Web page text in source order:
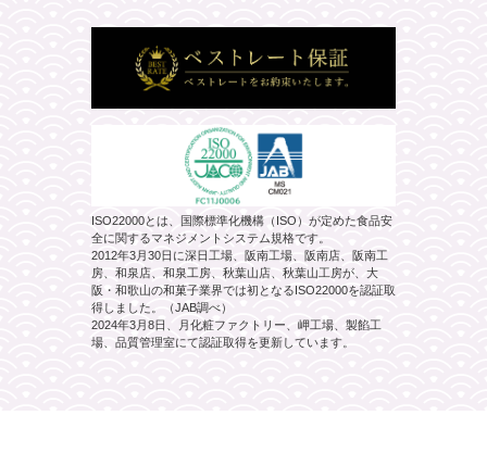
ISO22000とは、国際標準化機構（ISO）が定めた食品安
全に関するマネジメントシステム規格です。
2012年3月30日に深日工場、阪南工場、阪南店、阪南工
房、和泉店、和泉工房、秋葉山店、秋葉山工房が、大
阪・和歌山の和菓子業界では初となるISO22000を認証取
得しました。（JAB調べ）
2024年3月8日、月化粧ファクトリー、岬工場、製餡工
場、品質管理室にて認証取得を更新しています。